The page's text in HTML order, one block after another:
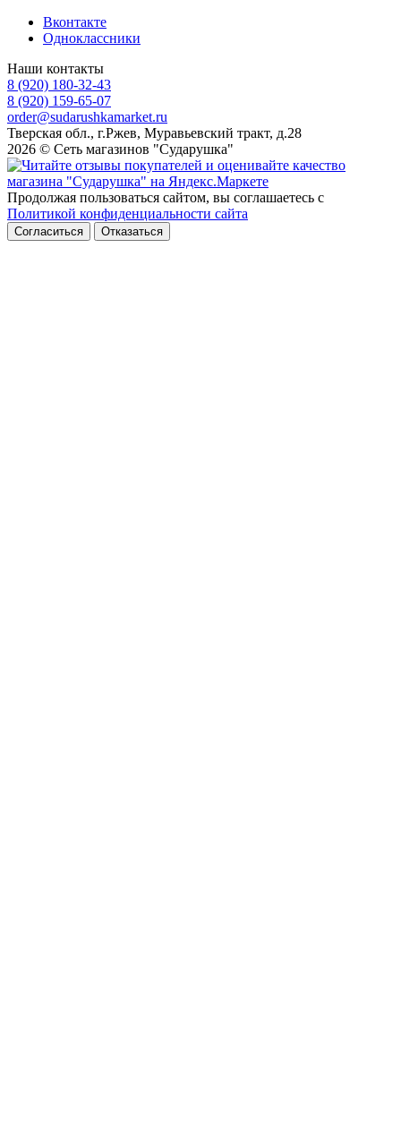
Вконтакте
Одноклассники
Наши контакты
8 (920) 180-32-43
8 (920) 159-65-07
order@sudarushkamarket.ru
Тверская обл., г.Ржев, Муравьевский тракт, д.28
2026 © Сеть магазинов "Сударушка"
Продолжая пользоваться сайтом, вы соглашаетесь с
Политикой конфиденциальности сайта
Согласиться Отказаться